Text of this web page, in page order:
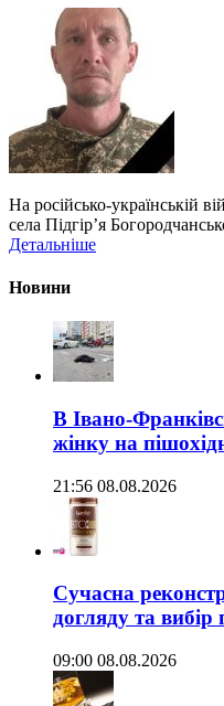
На російсько-українській
села Підгірʼя
Детальніше
Новини
В Івано-
жінку на
21:56 08.08.2026
Сучасна
догляду та вибір
09:00 08.08.2026